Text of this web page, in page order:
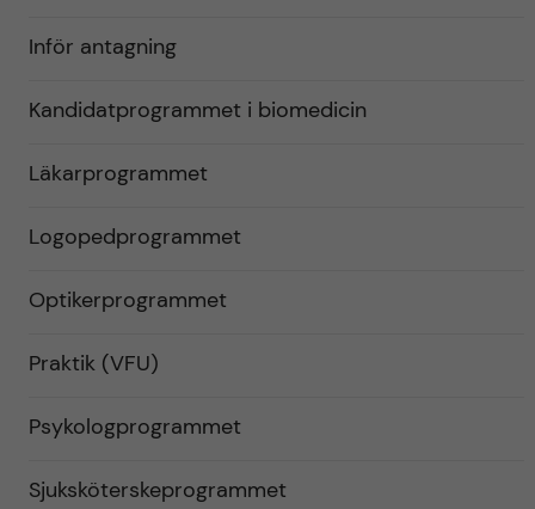
Inför antagning
Kandidatprogrammet i biomedicin
Läkarprogrammet
Logopedprogrammet
Optikerprogrammet
Praktik (VFU)
Psykologprogrammet
Sjuksköterskeprogrammet